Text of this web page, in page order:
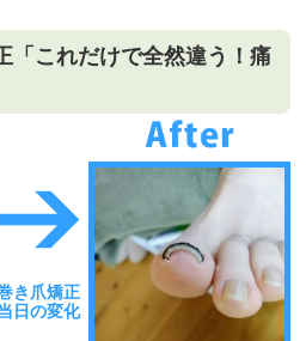
「これだけで全然違う！痛
き爪矯正
日の変化